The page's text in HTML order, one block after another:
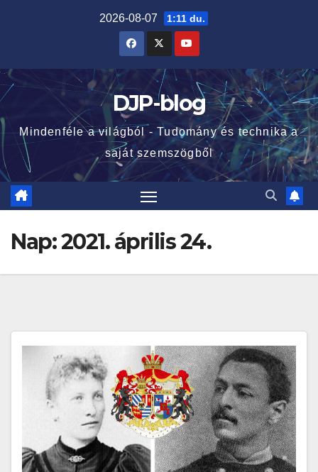
2026-08-07 1:11 du.
DJP-blog
Mindenféle a világból - Tudomány és technika a
saját szemszögből
Nap:2021. április 24.